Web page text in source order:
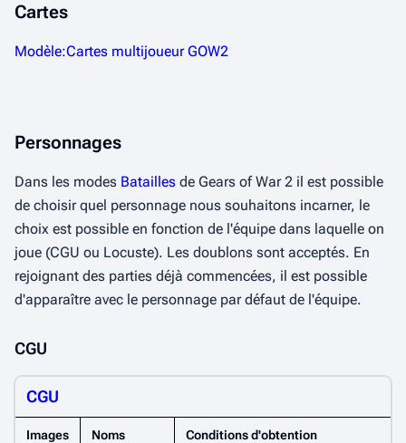
Cartes
Modèle:Cartes multijoueur GOW2
Personnages
Dans les modes Batailles de Gears of War 2 il est possible
de choisir quel personnage nous souhaitons incarner, le
choix est possible en fonction de l'équipe dans laquelle on
joue (CGU ou Locuste). Les doublons sont acceptés. En
rejoignant des parties déjà commencées, il est possible
d'apparaître avec le personnage par défaut de l'équipe.
CGU
CGU
Images Noms Conditions d'obtention